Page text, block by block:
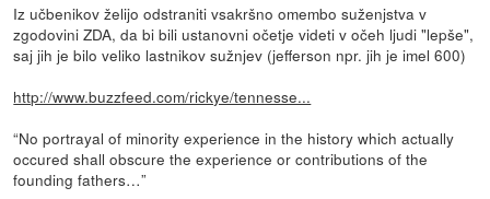
Iz učbenikov želijo odstraniti vsakršno omembo suženjstva v
zgodovini ZDA, da bi bili ustanovni očetje videti v očeh ljudi "lepše",
saj jih je bilo veliko lastnikov sužnjev (jefferson npr. jih je imel 600)
http://www.buzzfeed.com/rickye/tennesse...
“No portrayal of minority experience in the history which actually
occured shall obscure the experience or contributions of the
founding fathers…”